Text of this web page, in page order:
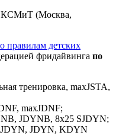
(Москва,
правилам детских
фридайвинга по
тренировка, maxJSTA,
maxJDNF;
JDYNB, 8х25 SJDYN;
JDYN, KDYN